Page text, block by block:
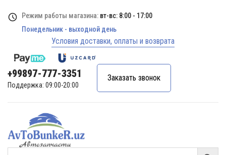
Режим работы магазина: вт-вс: 8:00 - 17:00
Понедельник - выходной день
Условия доставки, оплаты и возврата
+99897-777-3351
Поддержка: 09:00-20:00
Заказать звонок